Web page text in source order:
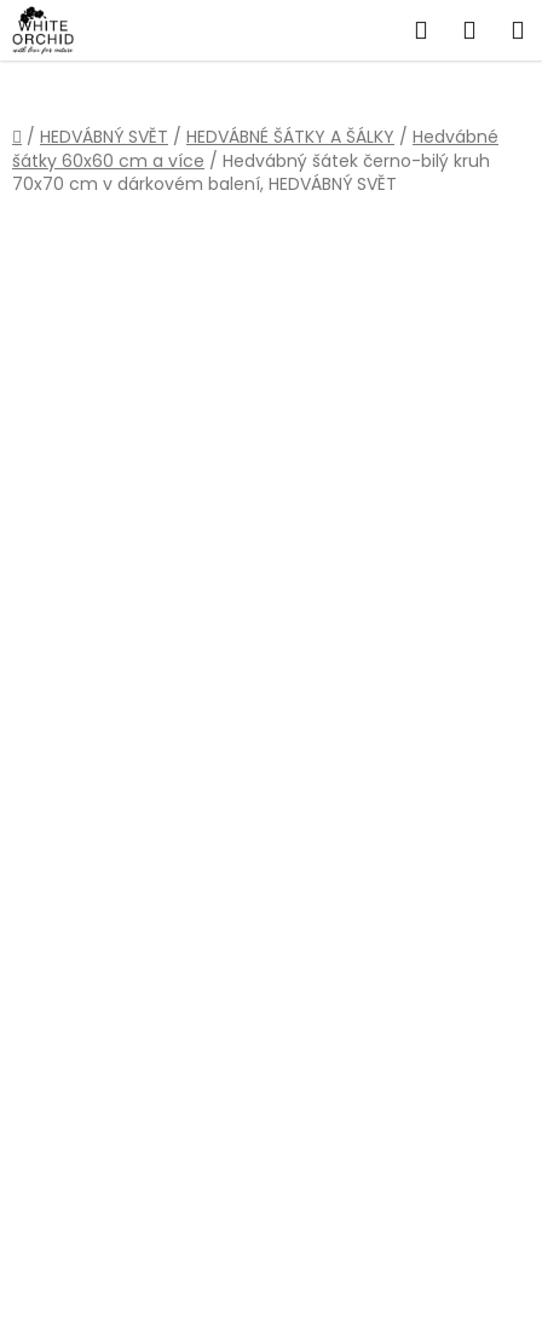
Přejít
na
obsah
Hledat
Domů
/ HEDVÁBNÝ SVĚT / HEDVÁBNÉ ŠÁTKY A ŠÁLKY / Hedvábné
šátky 60x60 cm a více / Hedvábný šátek černo-bilý kruh
70x70 cm v dárkovém balení, HEDVÁBNÝ SVĚT